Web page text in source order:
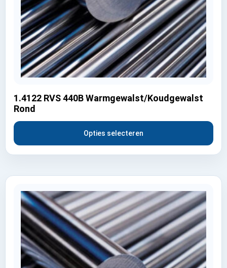
1.4122 RVS 440B Warmgewalst/Koudgewalst
Rond
Opties selecteren